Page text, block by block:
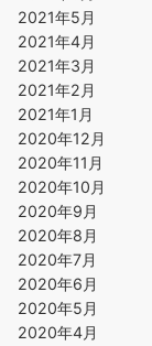
2021年5月
2021年4月
2021年3月
2021年2月
2021年1月
2020年12月
2020年11月
2020年10月
2020年9月
2020年8月
2020年7月
2020年6月
2020年5月
2020年4月